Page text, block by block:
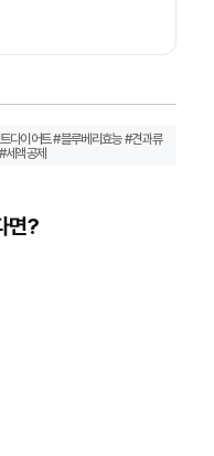
다이어트 #블루베리효능 #견과류
세액공제
면?